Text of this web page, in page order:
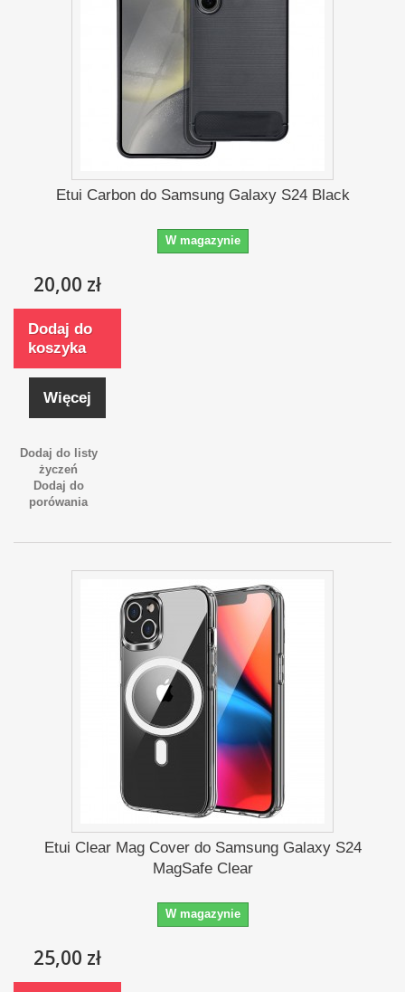
Etui Carbon do Samsung Galaxy S24 Black
W magazynie
20,00 zł
Dodaj do
koszyka
Więcej
Dodaj do listy
życzeń
Dodaj do
porówania
Etui Clear Mag Cover do Samsung Galaxy S24
MagSafe Clear
W magazynie
25,00 zł